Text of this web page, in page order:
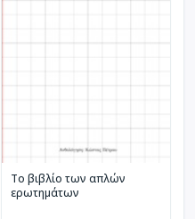
Το βιβλίο των απλών
ερωτημάτων